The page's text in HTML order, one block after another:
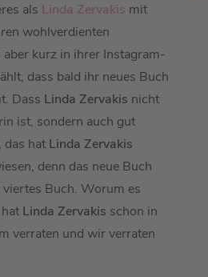
als Linda Zervakis mit
wohlverdienten
kurz in ihrer Instagram-
dass bald ihr neues Buch
Dass Linda Zervakis nicht
ist, sondern auch gut
das hat Linda Zervakis
denn das neue Buch
viertes Buch. Worum es
Linda Zervakis schon in
verraten und wir verraten